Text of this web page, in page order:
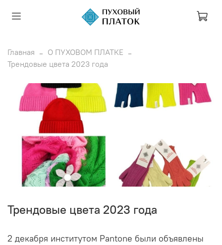
Главная
О ПУХОВОМ ПЛАТКЕ
Трендовые цвета 2023 года
Трендовые цвета 2023 года
2 декабря институтом Pantone были объявлены